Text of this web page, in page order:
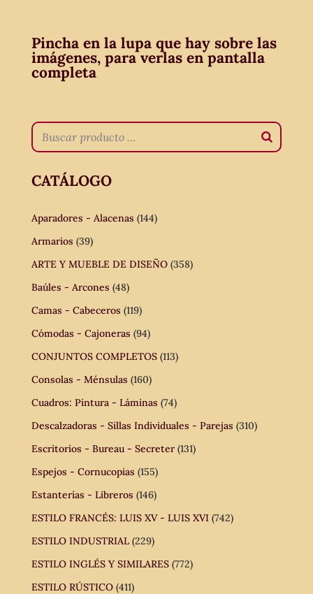
Pincha en la lupa que hay sobre las
imágenes, para verlas en pantalla
completa
CATÁLOGO
Aparadores - Alacenas (144)
Armarios (39)
ARTE Y MUEBLE DE DISEÑO (358)
Baúles - Arcones (48)
Camas - Cabeceros (119)
Cómodas - Cajoneras (94)
CONJUNTOS COMPLETOS (113)
Consolas - Ménsulas (160)
Cuadros: Pintura - Láminas (74)
Descalzadoras - Sillas Individuales - Parejas (310)
Escritorios - Bureau - Secreter (131)
Espejos - Cornucopias (155)
Estanterías - Libreros (146)
ESTILO FRANCÉS: LUIS XV - LUIS XVI (742)
ESTILO INDUSTRIAL (229)
ESTILO INGLÉS Y SIMILARES (772)
ESTILO RÚSTICO (411)